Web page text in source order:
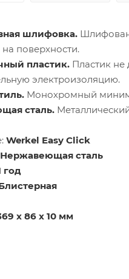
шлифовка.
на поверхности.
пластик. Пластик не
электроизоляцию.
Монохромный
сталь.
Werkel Easy Click
Нержавеющая сталь
год
х 86 х 10 мм